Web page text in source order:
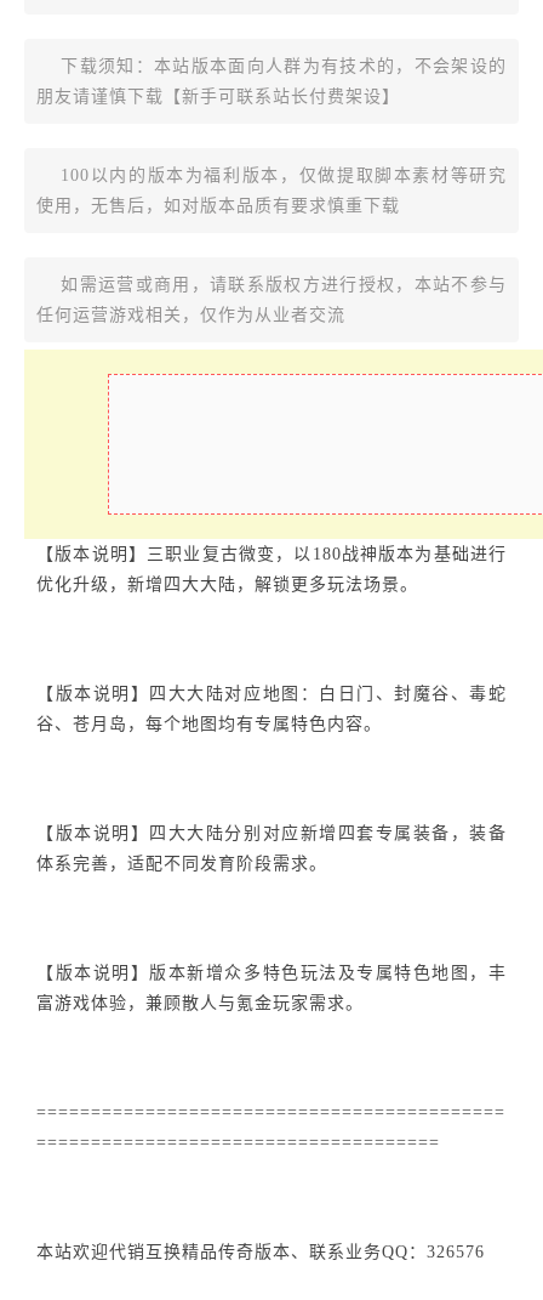
下载须知：本站版本面向人群为有技术的，不会架设的
朋友请谨慎下载【新手可联系站长付费架设】
100以内的版本为福利版本，仅做提取脚本素材等研究
使用，无售后，如对版本品质有要求慎重下载
如需运营或商用，请联系版权方进行授权，本站不参与
任何运营游戏相关，仅作为从业者交流
【版本说明】三职业复古微变，以180战神版本为基础进行
优化升级，新增四大大陆，解锁更多玩法场景。
【版本说明】四大大陆对应地图：白日门、封魔谷、毒蛇
谷、苍月岛，每个地图均有专属特色内容。
【版本说明】四大大陆分别对应新增四套专属装备，装备
体系完善，适配不同发育阶段需求。
【版本说明】版本新增众多特色玩法及专属特色地图，丰
富游戏体验，兼顾散人与氪金玩家需求。
===========================================
=====================================
本站欢迎代销互换精品传奇版本、联系业务QQ：326576